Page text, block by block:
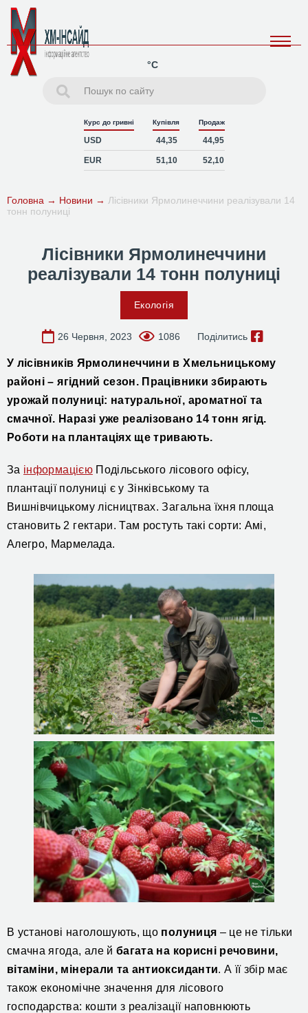
°C
Курс до гривні Купівля Продаж
USD 44,35 44,95
EUR 51,10 52,10
Головна → Новини → Лісівники Ярмолинеччини реалізували 14
тонн полуниці
Лісівники Ярмолинеччини
реалізували 14 тонн полуниці
Екологія
26 Червня, 2023 1086 Поділитись
У лісівників Ярмолинеччини в Хмельницькому
районі –ягідний сезон. Працівники збирають
урожай полуниці: натуральної, ароматної та
смачної. Наразі уже реалізовано 14 тонн ягід.
Роботи на плантаціях ще тривають.
За інформацієюПодільського лісового офісу,
плантації полуниці є у Зінківському та
Вишнівчицькому лісництвах. Загальна їхня площа
становить 2 гектари. Там ростуть такі сорти: Амі,
Алегро, Мармелада.
В установі наголошують, що полуниця – це не тільки
смачна ягода, але йбагата на корисні речовини,
вітаміни, мінерали та антиоксиданти. А її збір має
також економічне значення для лісового
господарства: кошти з реалізації наповнюють